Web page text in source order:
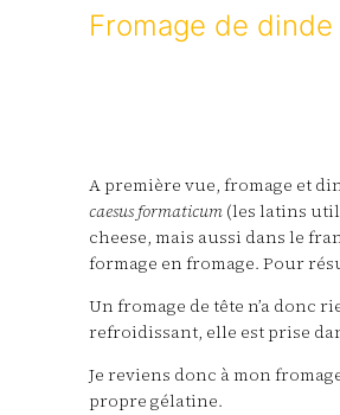
Fromage de dinde
A première vue, fromage et
caesusformaticum (les latins
cheese, mais aussi dans le
formage en fromage. Pour
Un fromage de tête n’a donc
refroidissant, elle est prise
Je reviens donc à mon
propre gélatine.